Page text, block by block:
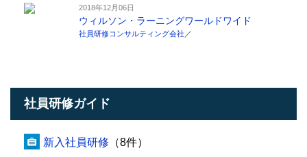
2018年12月06日
ウィルソン・ラーニングワールドワイド
社員研修コンサルティング会社 ／
社員研修ガイド
新入社員研修 （8件）